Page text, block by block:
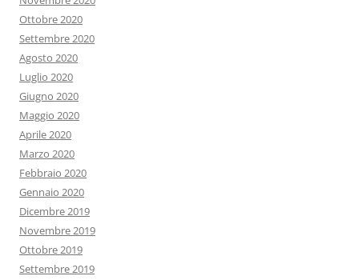
Ottobre 2020
Settembre 2020
Agosto 2020
Luglio 2020
Giugno 2020
Maggio 2020
Aprile 2020
Marzo 2020
Febbraio 2020
Gennaio 2020
Dicembre 2019
Novembre 2019
Ottobre 2019
Settembre 2019